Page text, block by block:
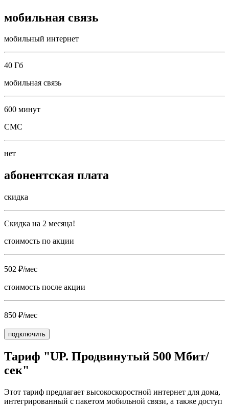
мобильная связь
мобильный интернет
40 Гб
мобильная связь
600 минут
СМС
нет
абонентская плата
скидка
Скидка на 2 месяца!
стоимость по акции
502 ₽/мес
стоимость после акции
850 ₽/мес
подключить
Тариф "UP. Продвинутый 500 Мбит/
сек"
Этот тариф предлагает высокоскоростной интернет для дома,
интегрированный с пакетом мобильной связи, а также доступ